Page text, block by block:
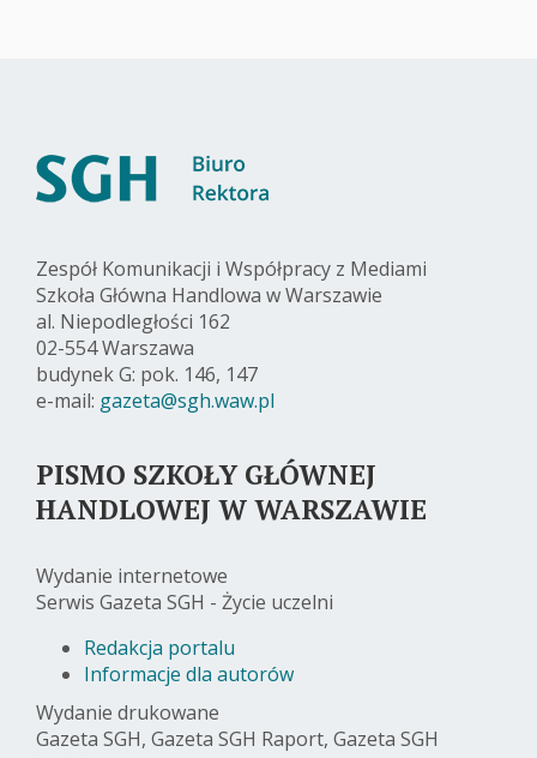
Zespół Komunikacji i Współpracy z Mediami
Szkoła Główna Handlowa w Warszawie
al. Niepodległości 162
02-554 Warszawa
budynek G: pok. 146, 147
e-mail: gazeta@sgh.waw.pl
PISMO SZKOŁY GŁÓWNEJ
HANDLOWEJ W WARSZAWIE
Wydanie internetowe
Serwis Gazeta SGH - Życie uczelni
Redakcja portalu
Informacje dla autorów
Wydanie drukowane
Gazeta SGH, Gazeta SGH Raport, Gazeta SGH